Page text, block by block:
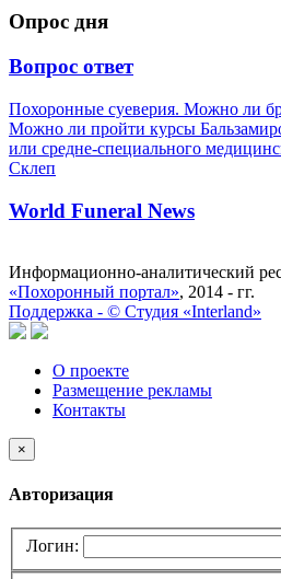
Опрос дня
Вопрос ответ
Похоронные суеверия. Можно ли
Можно ли пройти курсы
или средне-специального
Склеп
World Funeral News
Информационно-аналитический
«Похоронный портал», 2014 - гг.
Поддержка - © Cтудия «Interland»
О проекте
Размещение рекламы
Контакты
×
Авторизация
Логин: